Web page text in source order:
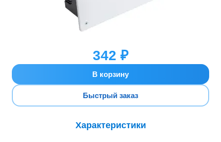
342 ₽
В корзину
Быстрый заказ
Характеристики